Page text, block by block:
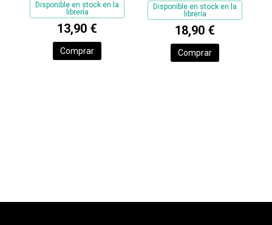
Disponible en stock en la
librería
13,90 €
Comprar
Disponible en stock en la
librería
18,90 €
Comprar